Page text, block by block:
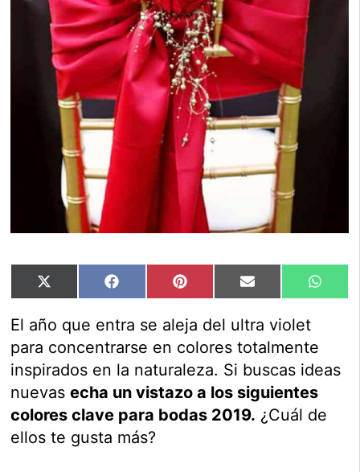
Compartir
en
X
(Twitter)
Compartir
en
Facebook Compartir
en
Pinterest Compartir
en
Email
en
El año que entra se aleja del ultra violet
para concentrarse en colores totalmente
inspirados en la naturaleza. Si buscas ideas
nuevasecha un vistazo a los siguientes
colores clave para bodas 2019. ¿Cuál de
ellos te gusta más?